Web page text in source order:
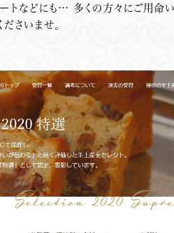
トなどにも… 多くの方々にご用命
さいませ。